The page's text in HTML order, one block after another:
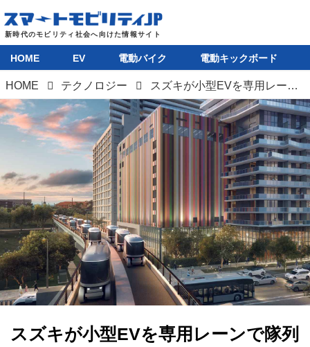
HOME EV 電動バイク 電動キックボード
HOME テクノロジー スズキが小型EVを専用レーンで隊列自動運行させる新公共交通システム導入に向けた検討を開始。インドの交通環境改善に寄与
スズキが小型EVを専用レーンで隊列